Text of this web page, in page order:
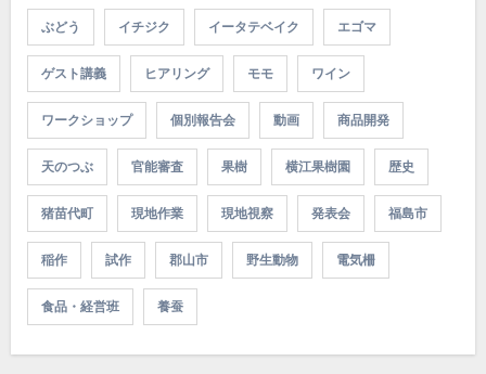
ぶどう イチジク イータテベイク エゴマ
ゲスト講義 ヒアリング モモ ワイン
ワークショップ 個別報告会 動画 商品開発
天のつぶ 官能審査 果樹 横江果樹園 歴史
猪苗代町 現地作業 現地視察 発表会 福島市
稲作 試作 郡山市 野生動物 電気柵
食品・経営班 養蚕